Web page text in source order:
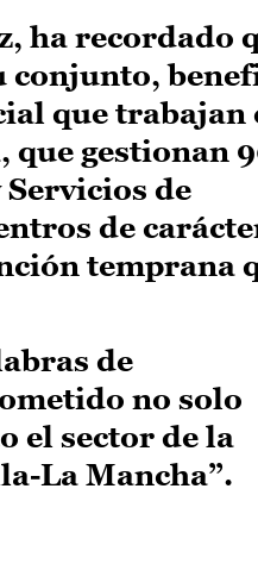
ha recordado
conjunto,
que trabajan
que gestionan
de
de
temprana
de
no solo
el sector de la
La Mancha”.